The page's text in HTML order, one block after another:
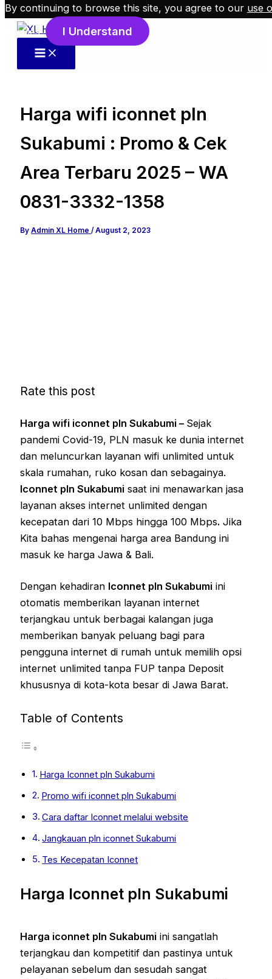
Skip to content
Harga wifi iconnet pln
Sukabumi : Promo & Cek
Area Terbaru 2025 – WA
0831-3332-1358
ByAdmin XL Home/August 2, 2023
Rate this post
Harga wifi iconnet pln Sukabumi – Sejak
pandemi Covid-19, PLN masuk ke dunia internet
dan meluncurkan layanan wifi unlimited untuk
skala rumahan, ruko kosan dan sebagainya.
Iconnet pln Sukabumi saat ini menawarkan jasa
layanan akses internet unlimited dengan
kecepatan dari 10 Mbps hingga 100 Mbps. Jika
Kita bahas mengenai harga area Bandung ini
masuk ke harga Jawa & Bali.
Dengan kehadiran Iconnet pln Sukabumi ini
otomatis memberikan layanan internet
terjangkau untuk berbagai kalangan juga
memberikan banyak peluang bagi para
pengguna internet di rumah untuk memilih opsi
internet unlimited tanpa FUP tanpa Deposit
khususnya di kota-kota besar di Jawa Barat.
Table of Contents
Harga Iconnet pln Sukabumi
Promo wifi iconnet pln Sukabumi
Cara daftar Iconnet melalui website
Jangkauan pln iconnet Sukabumi
Tes Kecepatan Iconnet
Harga Iconnet pln Sukabumi
Harga iconnet pln Sukabumi ini sangatlah
terjangkau dan kompetitif dan pastinya untuk
pelayanan sebelum dan sesudah sangat
By continuing to browse this site, you agree to our use
cookies. I Understand